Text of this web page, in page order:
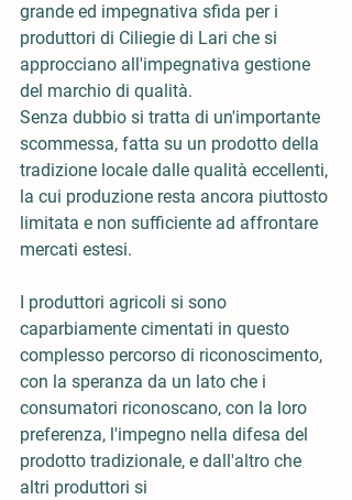
grande ed impegnativa sfida per i
produttori di Ciliegie di Lari che si
approcciano all'impegnativa gestione
del marchio di qualità.
Senza dubbio si tratta di un'importante
scommessa, fatta su un prodotto della
tradizione locale dalle qualità eccellenti,
la cui produzione resta ancora piuttosto
limitata e non sufficiente ad affrontare
mercati estesi.
I produttori agricoli si sono
caparbiamente cimentati in questo
complesso percorso di riconoscimento,
con la speranza da un lato che i
consumatori riconoscano, con la loro
preferenza, l'impegno nella difesa del
prodotto tradizionale, e dall'altro che
altri produttori si